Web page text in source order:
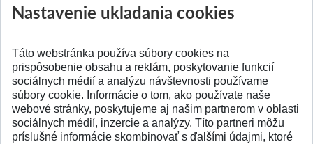
Publikované 31.07.2026 Publikované
SPÄŤ NA VRCH
Nastavenie ukladania cookies
Táto webstránka používa súbory cookies na
prispôsobenie obsahu a reklám, poskytovanie funkcií
sociálnych médií a analýzu návštevnosti používame
súbory cookie. Informácie o tom, ako používate naše
webové stránky, poskytujeme aj našim partnerom v oblasti
sociálnych médií, inzercie a analýzy. Títo partneri môžu
príslušné informácie skombinovať s ďalšími údajmi, ktoré